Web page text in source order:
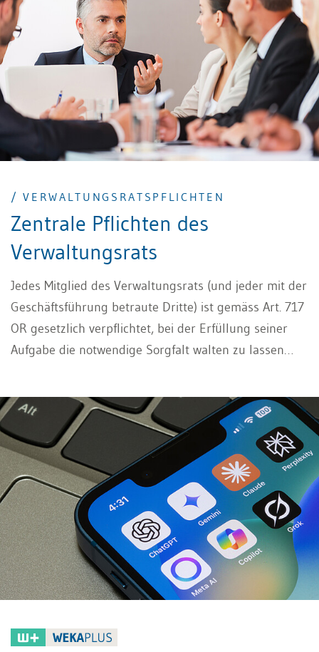
/ VERWALTUNGSRATSPFLICHTEN
Zentrale Pflichten des
Verwaltungsrats
Jedes Mitglied des Verwaltungsrats (und jeder mit der
Geschäftsführung betraute Dritte) ist gemäss Art. 717
OR gesetzlich verpflichtet, bei der Erfüllung seiner
Aufgabe die notwendige Sorgfalt walten zu lassen
gleichen Voraussetzungen gleich zu behandeln
(Gleichbehandlungspflicht). Diese zentralen
Verwaltungsratspflichten bilden das Fundament einer
verantwortungsvollen und gesetzeskonformen
Unternehmensführung.